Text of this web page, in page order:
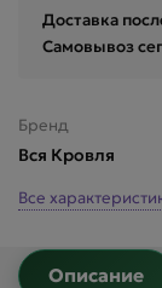
Доставка
Самовывоз
Бренд
Вся Кровля
Все
Описание